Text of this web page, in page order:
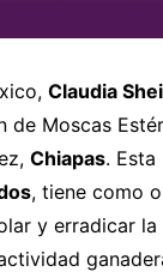
Claudia
de Moscas
Chiapas.
, tiene como
y erradicar la